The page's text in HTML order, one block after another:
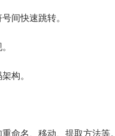
间快速跳转。
构。
命名、移动、提取方法等。